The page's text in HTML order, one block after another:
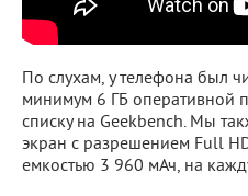
По слухам, у телефона был
минимум 6 ГБ оперативной
списку на Geekbench. Мы
экран с разрешением Full
емкостью 3 960 мАч, на